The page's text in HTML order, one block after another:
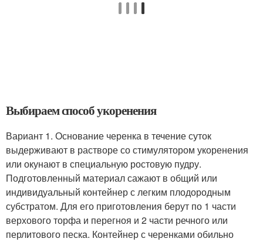
Выбираем способ укоренения
Вариант 1. Основание черенка в течение суток
выдерживают в растворе со стимулятором укоренения
или окунают в специальную ростовую пудру.
Подготовленный материал сажают в общий или
индивидуальный контейнер с легким плодородным
субстратом. Для его приготовления берут по 1 части
верхового торфа и перегноя и 2 части речного или
перлитового песка. Контейнер с черенками обильно